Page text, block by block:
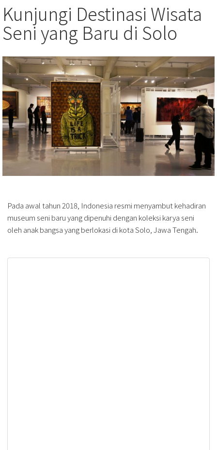
Kunjungi Destinasi Wisata
Seni yang Baru di Solo
Pada awal tahun 2018, Indonesia resmi menyambut kehadiran
museum seni baru yang dipenuhi dengan koleksi karya seni
oleh anak bangsa yang berlokasi di kota Solo, Jawa Tengah.